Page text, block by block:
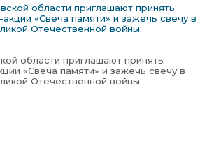
области приглашают принять
«Свеча памяти» и зажечь свечу в
Отечественной войны.